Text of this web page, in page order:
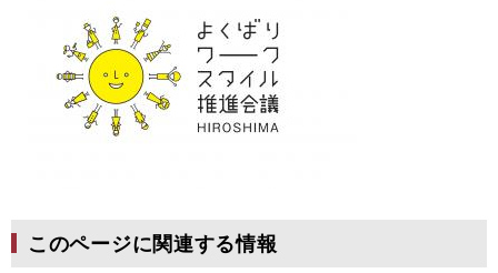
このページに関連する情報